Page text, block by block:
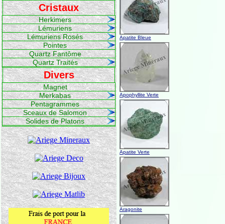
Cristaux
Herkimers
Lémuriens
Lémuriens Rosés
Pointes
Quartz Fantôme
Quartz Traités
Divers
Magnet
Merkabas
Pentagrammes
Sceaux de Salomon
Solides de Platons
Apatite Bleue
Apophyllite Verte
Apatite Verte
Aragonite